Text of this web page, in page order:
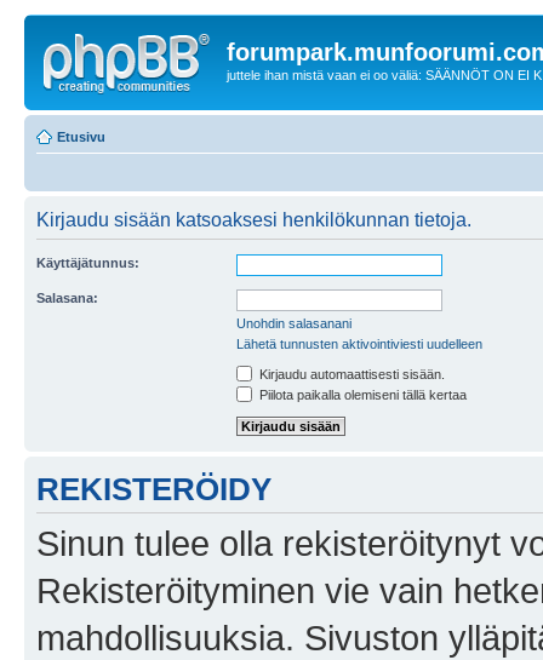
juttele ihan mistä vaan ei oo väliä: SÄÄNNÖT ON EI
Etusivu
Kirjaudu sisään katsoaksesi henkilökunnan tietoja.
Käyttäjätunnus:
Salasana:
Unohdin salasanani
Lähetä tunnusten aktivointiviesti uudelleen
Kirjaudu automaattisesti sisään.
Piilota paikalla olemiseni tällä kertaa
REKISTERÖIDY
Sinun tulee olla rekisteröitynyt
Rekisteröityminen vie vain
mahdollisuuksia. Sivuston